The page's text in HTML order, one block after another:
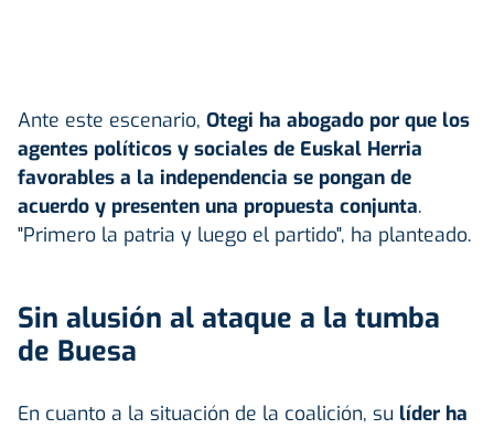
Ante este escenario, Otegi ha abogado por que los
agentes políticos y sociales de Euskal Herria
favorables a la independencia se pongan de
acuerdo y presenten una propuesta conjunta.
"Primero la patria y luego el partido", ha planteado.
Sin alusión al ataque a la tumba
de Buesa
En cuanto a la situación de la coalición, su líder ha